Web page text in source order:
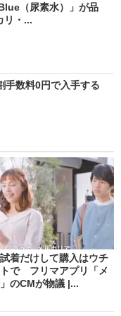
（尿素水）」が品
リ・...
手数料0円で入手する
着だけして購入はウチ
で フリマアプリ「メ
のCMが物議 |...